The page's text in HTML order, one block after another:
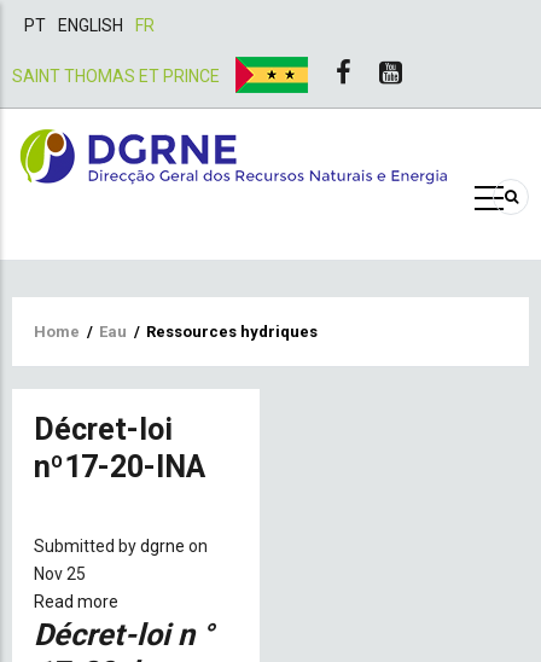
PT ENGLISH FR
SAINT THOMAS ET PRINCE
Breadcrumb
Home / Eau / Ressources hydriques
Décret-loi
nº17-20-INA
Submitted bydgrne on
Nov 25
Read more
Décret-
Décret-loi n °